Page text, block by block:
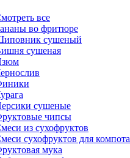
все
во фритюре
сушеный
сушеная
сушеные
чипсы
из сухофруктов
сухофруктов для компота
мука